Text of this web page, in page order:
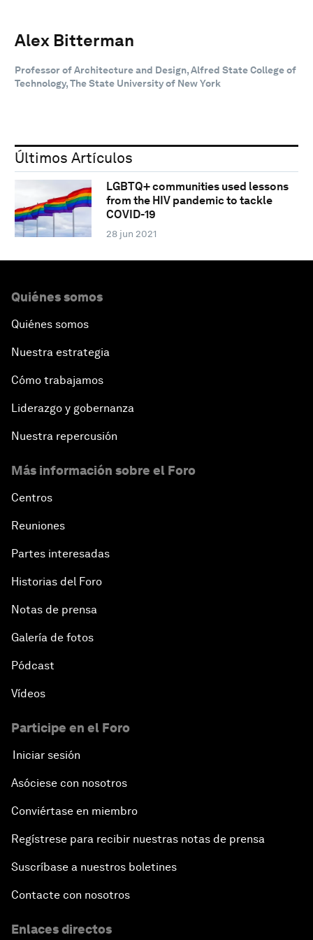
Alex Bitterman
Professor of Architecture and Design, Alfred State College of
Technology, The State University of New York
Últimos Artículos
LGBTQ+ communities used lessons
from the HIV pandemic to tackle
COVID-19
28 jun 2021
Quiénes somos
Quiénes somos
Nuestra estrategia
Cómo trabajamos
Liderazgo y gobernanza
Nuestra repercusión
Más información sobre el Foro
Centros
Reuniones
Partes interesadas
Historias del Foro
Notas de prensa
Galería de fotos
Pódcast
Vídeos
Participe en el Foro
Iniciar sesión
Asóciese con nosotros
Conviértase en miembro
Regístrese para recibir nuestras notas de prensa
Suscríbase a nuestros boletines
Contacte con nosotros
Enlaces directos